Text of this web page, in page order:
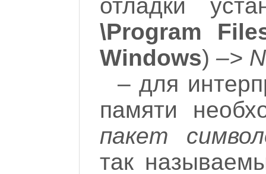
отладки
\Program
Windows) –>
– для
памяти
пакет
так